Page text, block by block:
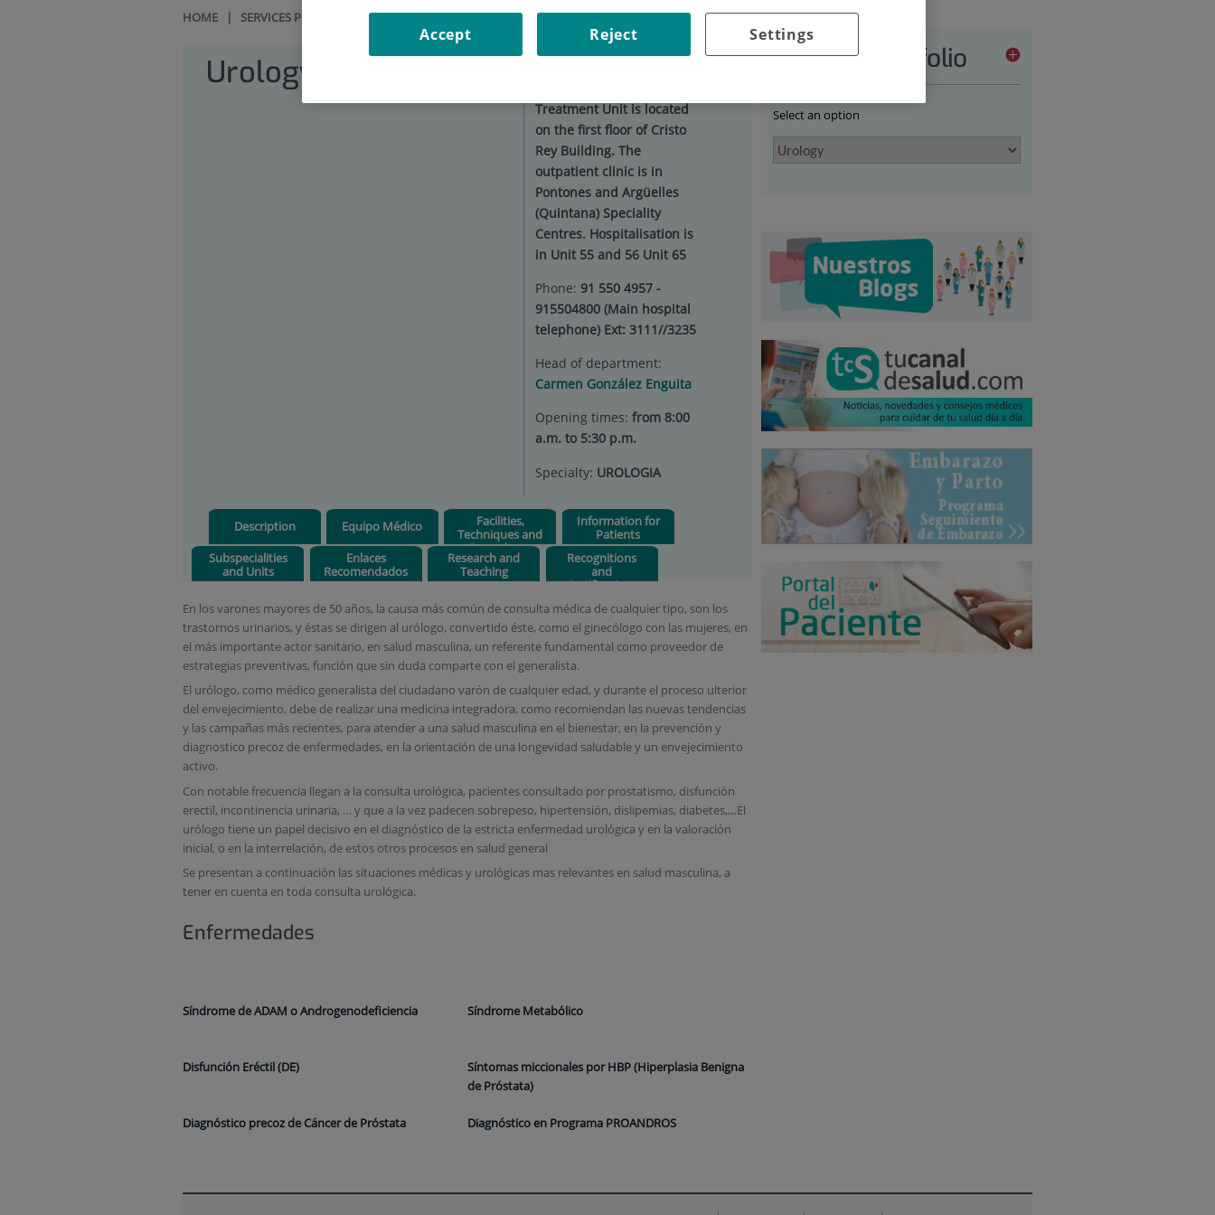
HOME | SERVICES PORTFOLIO |UROLOGY|SALUD MASCULINA
Urology
Treatment Unit is located
on the first floor of Cristo
Rey Building. The
outpatient clinic is in
Pontones and Argüelles
(Quintana) Speciality
Centres. Hospitalisation is
in Unit 55 and 56 Unit 65
Phone: 91 550 4957 -
915504800 (Main hospital
telephone) Ext: 3111//3235
Head of department:
Carmen González Enguita
Opening times: from 8:00
a.m. to 5:30 p.m.
Specialty: UROLOGIA
Description Equipo Médico
Facilities,
Techniques and
Procedures
Information for
Patients
Subspecialities
and Units
Enlaces
Recomendados
Research and
Teaching
Recognitions
and
Certifications
En los varones mayores de 50 años, la causa más común de consulta médica de cualquier tipo, son los
trastornos urinarios, y éstas se dirigen al urólogo, convertido éste, como el ginecólogo con las mujeres, en
el más importante actor sanitario, en salud masculina, un referente fundamental como proveedor de
estrategias preventivas, función que sin duda comparte con el generalista.
El urólogo, como médico generalista del ciudadano varón de cualquier edad, y durante el proceso ulterior
del envejecimiento, debe de realizar una medicina integradora, como recomiendan las nuevas tendencias
y las campañas más recientes, para atender a una salud masculina en el bienestar, en la prevención y
diagnostico precoz de enfermedades, en la orientación de una longevidad saludable y un envejecimiento
activo.
Con notable frecuencia llegan a la consulta urológica, pacientes consultado por prostatismo, disfunción
erectil, incontinencia urinaria, … y que a la vez padecen sobrepeso, hipertensión, dislipemias, diabetes,…El
urólogo tiene un papel decisivo en el diagnóstico de la estricta enfermedad urológica y en la valoración
inicial, o en la interrelación, de estos otros procesos en salud general
Se presentan a continuación las situaciones médicas y urológicas mas relevantes en salud masculina, a
tener en cuenta en toda consulta urológica.
Enfermedades
Síndrome de ADAM o Androgenodeficiencia Síndrome Metabólico
Disfunción Eréctil (DE)
Síntomas miccionales por HBP (Hiperplasia Benigna
de Próstata)
Diagnóstico precoz de Cáncer de Próstata Diagnóstico en Programa PROANDROS
Services portfolio
Select an option
Settings
Reject
Accept